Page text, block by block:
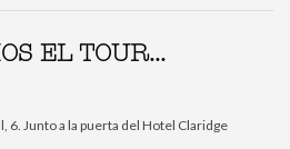
EL TOUR...
6. Junto a la puerta del Hotel Claridge